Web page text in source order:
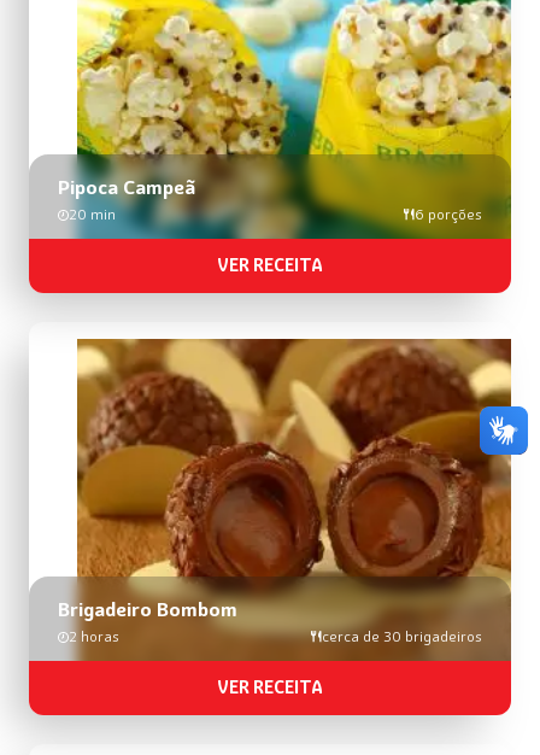
Pipoca Campeã
20 min 6 porções
VER RECEITA
Brigadeiro Bombom
2 horas cerca de 30 brigadeiros
VER RECEITA